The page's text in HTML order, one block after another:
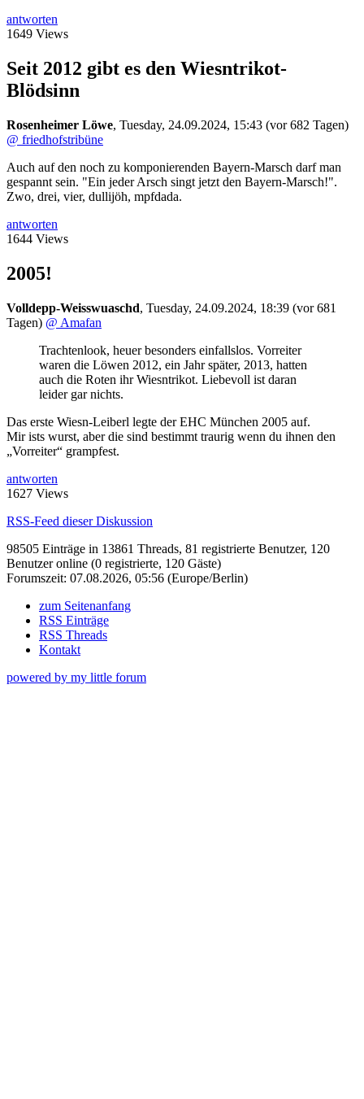
antworten
1649 Views
Seit 2012 gibt es den Wiesntrikot-
Blödsinn
Rosenheimer Löwe, Tuesday, 24.09.2024, 15:43 (vor 682 Tagen)
@ friedhofstribüne
Auch auf den noch zu komponierenden Bayern-Marsch darf man
gespannt sein. "Ein jeder Arsch singt jetzt den Bayern-Marsch!".
Zwo, drei, vier, dullijöh, mpfdada.
antworten
1644 Views
2005!
Volldepp-Weisswuaschd, Tuesday, 24.09.2024, 18:39 (vor 681
Tagen) @ Amafan
Trachtenlook, heuer besonders einfallslos. Vorreiter
waren die Löwen 2012, ein Jahr später, 2013, hatten
auch die Roten ihr Wiesntrikot. Liebevoll ist daran
leider gar nichts.
Das erste Wiesn-Leiberl legte der EHC München 2005 auf.
Mir ists wurst, aber die sind bestimmt traurig wenn du ihnen den
„Vorreiter“ grampfest.
antworten
1627 Views
RSS-Feed dieser Diskussion
98505 Einträge in 13861 Threads, 81 registrierte Benutzer, 120
Benutzer online (0 registrierte, 120 Gäste)
Forumszeit: 07.08.2026, 05:56 (Europe/Berlin)
zum Seitenanfang
RSS Einträge
RSS Threads
Kontakt
powered by my little forum